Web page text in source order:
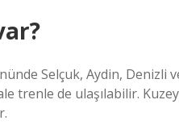
Selçuk, Aydin, Denizli
trenle de ulaşılabilir.